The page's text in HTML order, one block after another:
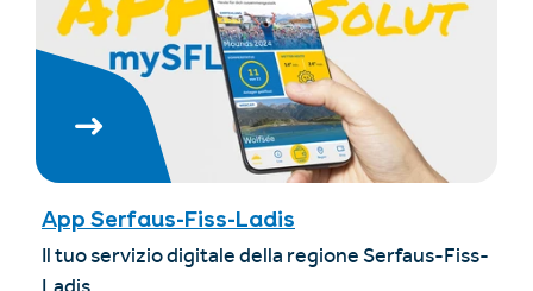
App Serfaus-Fiss-Ladis
Il tuo servizio digitale della regione Serfaus-Fiss-